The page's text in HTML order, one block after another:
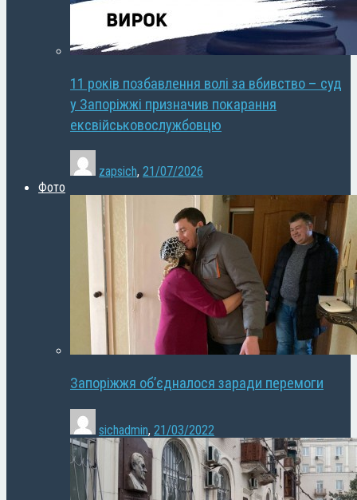
11 років позбавлення волі за вбивство – суд
у Запоріжжі призначив покарання
ексвійськовослужбовцю
zapsich, 21/07/2026
Фото
Запоріжжя об’єдналося заради перемоги
sichadmin, 21/03/2022